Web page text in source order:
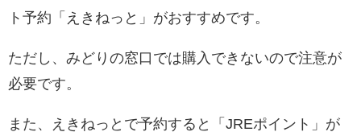
ト予約「えきねっと」がおすすめです。
ただし、みどりの窓口では購入できないので注意が
必要です。
また、えきねっとで予約すると「JREポイント」が